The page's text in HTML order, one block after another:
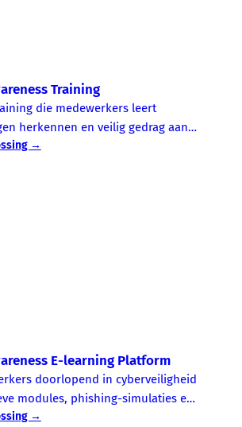
Training
die medewerkers leert
herkennen en veilig gedrag aan
e-learning modules, interactieve
→
E-learning Platform
doorlopend in cyberveiligheid
modules, phishing-simulaties en
via een geautomatiseerd
→